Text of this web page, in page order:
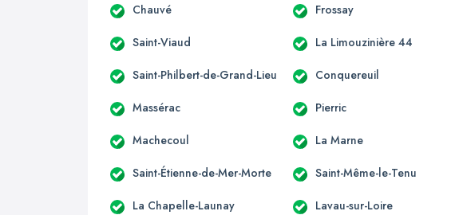
Chauvé Frossay
Saint-Viaud La Limouzinière 44
Saint-Philbert-de-Grand-Lieu Conquereuil
Massérac Pierric
Machecoul La Marne
Saint-Étienne-de-Mer-Morte Saint-Même-le-Tenu
La Chapelle-Launay Lavau-sur-Loire